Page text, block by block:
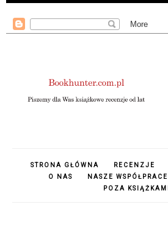
STRONA GŁÓWNA RECENZJE
O NAS
NASZE WSPÓŁPRACE
POZA KSIĄŻKAMI